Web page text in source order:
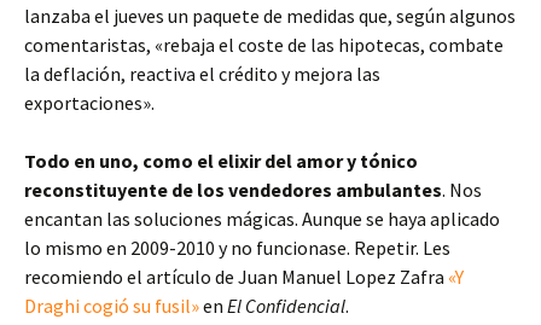
lanzaba el jueves un paquete de medidas que, según algunos
comentaristas, «rebaja el coste de las hipotecas, combate
la deflación, reactiva el crédito y mejora las
exportaciones».
Todo en uno, como el elixir del amor y tónico
reconstituyente de los vendedores ambulantes. Nos
encantan las soluciones mágicas. Aunque se haya aplicado
lo mismo en 2009-2010 y no funcionase. Repetir. Les
recomiendo el artículo de Juan Manuel Lopez Zafra «Y
Draghi cogió su fusil»en El Confidencial.